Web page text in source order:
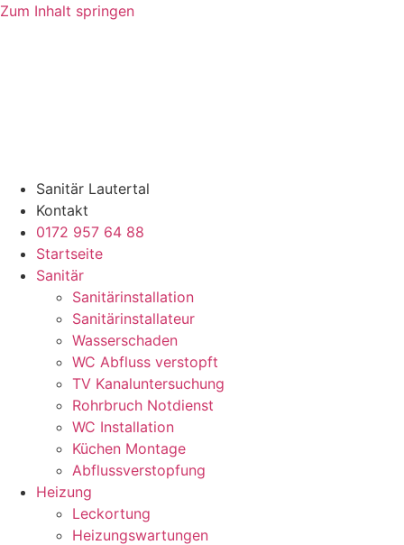
Zum Inhalt springen
Sanitär Lautertal
Kontakt
0172 957 64 88
Startseite
Sanitär
Sanitärinstallation
Sanitärinstallateur
Wasserschaden
WC Abfluss verstopft
TV Kanaluntersuchung
Rohrbruch Notdienst
WC Installation
Küchen Montage
Abflussverstopfung
Heizung
Leckortung
Heizungswartungen